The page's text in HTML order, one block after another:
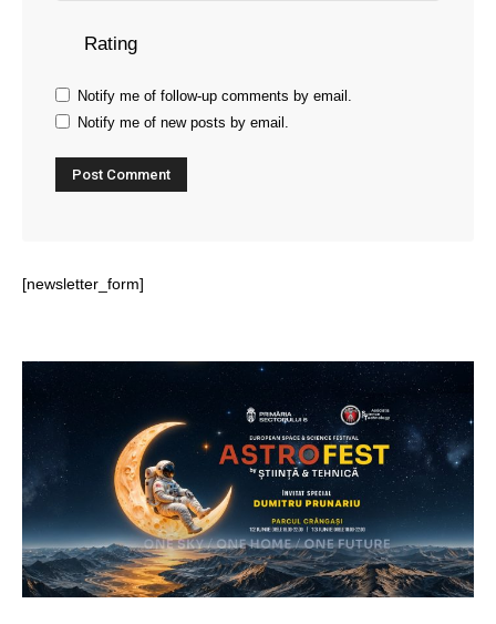
Rating
Notify me of follow-up comments by email.
Notify me of new posts by email.
[newsletter_form]